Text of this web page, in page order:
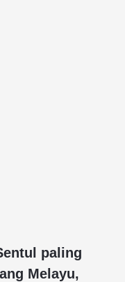
paling
Melayu,